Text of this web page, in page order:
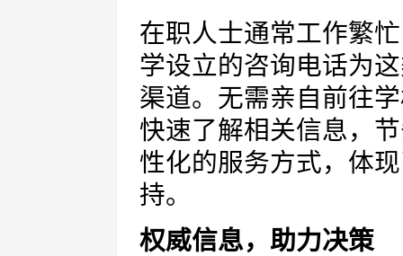
在职人士通常工作繁
学设立的咨询电话为
渠道。无需亲自前往
快速了解相关信息，
性化的服务方式，体
持。
权威信息，助力决策